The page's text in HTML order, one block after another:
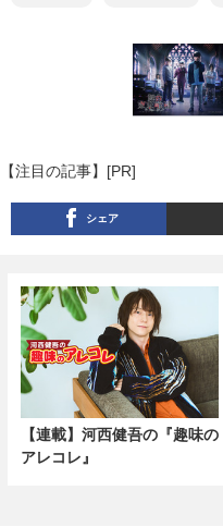
【注目の記事】[PR]
シェア
【連載】河西健吾の『趣味の
アレコレ』